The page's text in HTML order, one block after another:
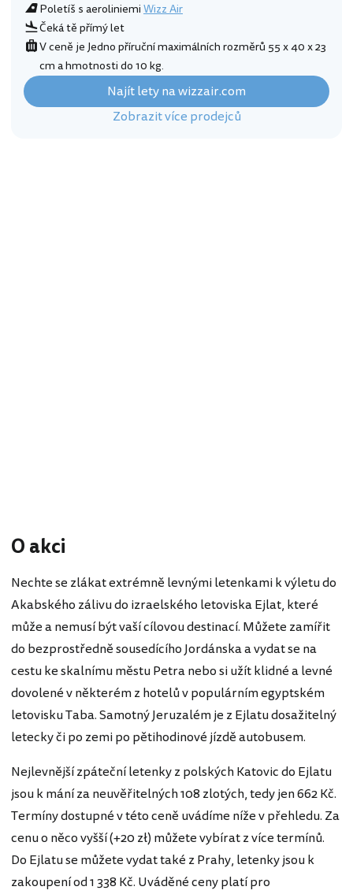
Poletíš s aeroliniemiWizz Air
Čeká tě přímý let
V ceně je Jedno příruční maximálních rozměrů 55 x 40 x 23
cm a hmotnosti do 10 kg.
Najít lety na wizzair.com
Zobrazit více prodejců
O akci
Nechte se zlákat extrémně levnými letenkami k výletu do
Akabského zálivu do izraelského letoviska Ejlat, které
může a nemusí být vaší cílovou destinací. Můžete zamířit
do bezprostředně sousedícího Jordánska a vydat se na
cestu ke skalnímu městu Petra nebo si užít klidné a levné
dovolené v některém z hotelů v populárním egyptském
letovisku Taba. Samotný Jeruzalém je z Ejlatu dosažitelný
letecky či po zemi po pětihodinové jízdě autobusem.
Nejlevnější zpáteční letenky z polských Katovic do Ejlatu
jsou k mání za neuvěřitelných 108 zlotých, tedy jen 662 Kč.
Termíny dostupné v této ceně uvádíme níže v přehledu. Za
cenu o něco vyšší (+20 zł) můžete vybírat z více termínů.
Do Ejlatu se můžete vydat také z Prahy, letenky jsou k
zakoupení od 1 338 Kč. Uváděné ceny platí pro